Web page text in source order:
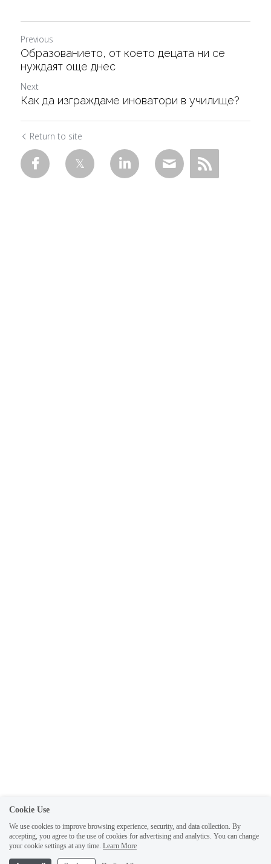
Previous
Образованието, от което децата ни се
нуждаят още днес
Next
Как да изграждаме иноватори в училище?
Return to site
Cookie Use
We use cookies to improve browsing experience, security, and data collection. By
accepting, you agree to the use of cookies for advertising and analytics. You can change
your cookie settings at any time. Learn More